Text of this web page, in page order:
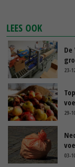
LEES OOK
23-
29-
03-